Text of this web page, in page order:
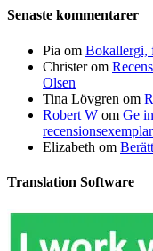
Senaste kommentarer
Pia om Bokallergi,
Christerom
Olsen
Tina Lövgren om
Robert W om Ge
Elizabeth om
Translation Software